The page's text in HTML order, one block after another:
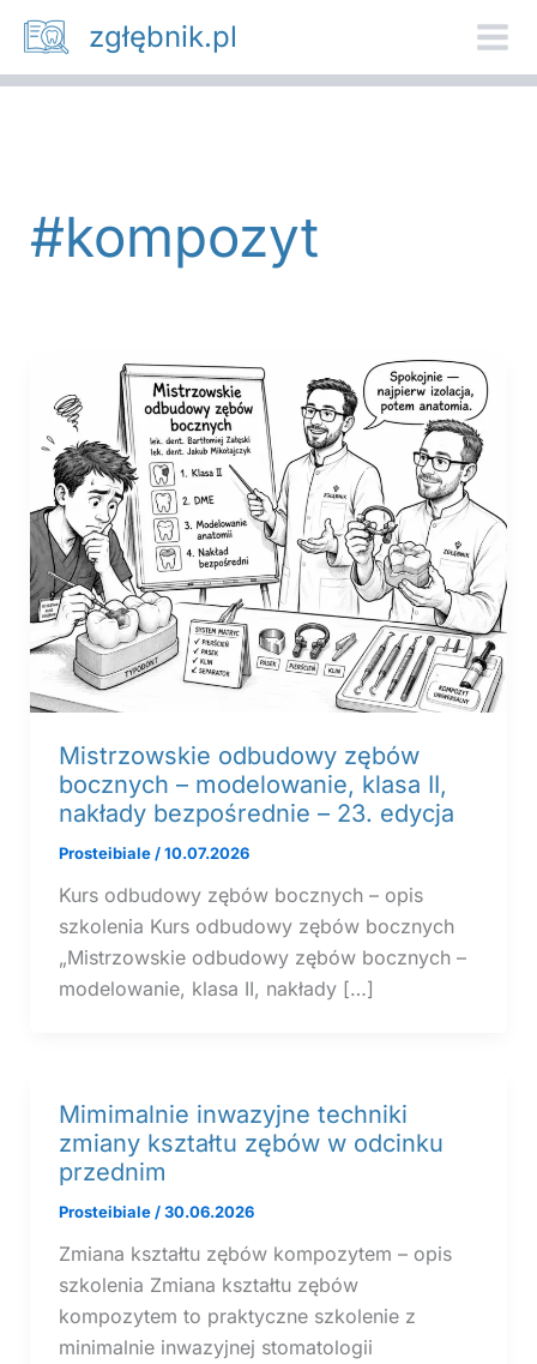
Przejdź
treści
zgłębnik.pl
#kompozyt
Mistrzowskie odbudowy zębów
bocznych – modelowanie, klasa II,
nakłady bezpośrednie – 23. edycja
Prosteibiale /10.07.2026
Kurs odbudowy zębów bocznych – opis
szkolenia Kurs odbudowy zębów bocznych
„Mistrzowskie odbudowy zębów bocznych –
modelowanie, klasa II, nakłady […]
Mimimalnie inwazyjne techniki
zmiany kształtu zębów w odcinku
przednim
Prosteibiale /30.06.2026
Zmiana kształtu zębów kompozytem – opis
szkolenia Zmiana kształtu zębów
kompozytem to praktyczne szkolenie z
minimalnie inwazyjnej stomatologii